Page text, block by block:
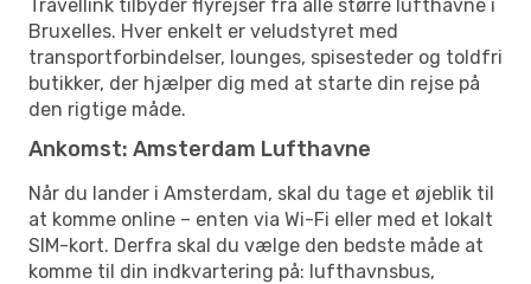
Travellink tilbyder flyrejser fra alle større lufthavne i
Bruxelles. Hver enkelt er veludstyret med
transportforbindelser, lounges, spisesteder og toldfri
butikker, der hjælper dig med at starte din rejse på
den rigtige måde.
Ankomst: Amsterdam Lufthavne
Når du lander i Amsterdam, skal du tage et øjeblik til
at komme online – enten via Wi-Fi eller med et lokalt
SIM-kort. Derfra skal du vælge den bedste måde at
komme til din indkvartering på: lufthavnsbus,